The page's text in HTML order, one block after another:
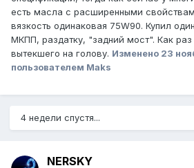
есть масла с расширенными
вязкость одинаковая 75W90. Купил
МКПП, раздатку, "задний мост". Как раз
вытекшего на голову. Изменено 23
пользователем Maks
4 недели спустя...
NERSKY